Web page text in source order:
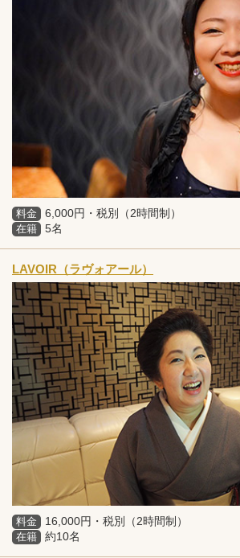
料金 6,000円・税別（2時間制）
在籍 5名
LAVOIR（ラヴォアール）
料金 16,000円・税別（2時間制）
在籍 約10名